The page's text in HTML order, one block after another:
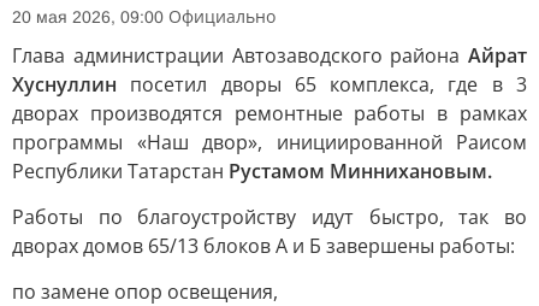
20 мая 2026, 09:00 Официально
Глава администрации Автозаводского района Айрат
Хуснуллин посетил дворы 65 комплекса, где в 3
дворах производятся ремонтные работы в рамках
программы «Наш двор», инициированной Раисом
Республики Татарстан Рустамом Миннихановым.
Работы по благоустройству идут быстро, так во
дворах домов 65/13 блоков А и Б завершены работы:
по замене опор освещения,